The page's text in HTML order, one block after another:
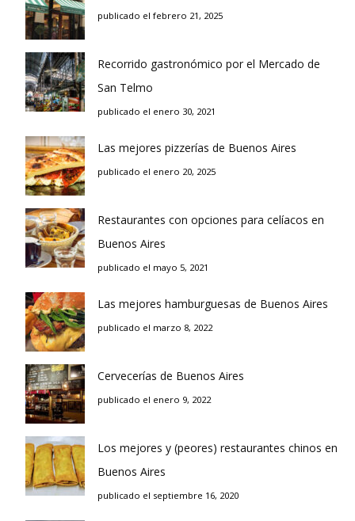
publicado el febrero 21, 2025
Recorrido gastronómico por el Mercado de
San Telmo
publicado el enero 30, 2021
Las mejores pizzerías de Buenos Aires
publicado el enero 20, 2025
Restaurantes con opciones para celíacos en
Buenos Aires
publicado el mayo 5, 2021
Las mejores hamburguesas de Buenos Aires
publicado el marzo 8, 2022
Cervecerías de Buenos Aires
publicado el enero 9, 2022
Los mejores y (peores) restaurantes chinos en
Buenos Aires
publicado el septiembre 16, 2020